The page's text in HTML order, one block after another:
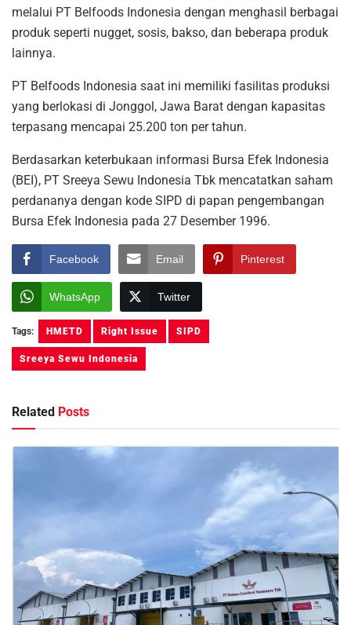
melalui PT Belfoods Indonesia dengan menghasil berbagai
produk seperti nugget, sosis, bakso, dan beberapa produk
lainnya.
PT Belfoods Indonesia saat ini memiliki fasilitas produksi
yang berlokasi di Jonggol, Jawa Barat dengan kapasitas
terpasang mencapai 25.200 ton per tahun.
Berdasarkan keterbukaan informasi Bursa Efek Indonesia
(BEI), PT Sreeya Sewu Indonesia Tbk mencatatkan saham
perdananya dengan kode SIPD di papan pengembangan
Bursa Efek Indonesia pada 27 Desember 1996.
Facebook Email Pinterest
WhatsApp Twitter
Tags: HMETD Right Issue SIPD
Sreeya Sewu Indonesia
Related Posts